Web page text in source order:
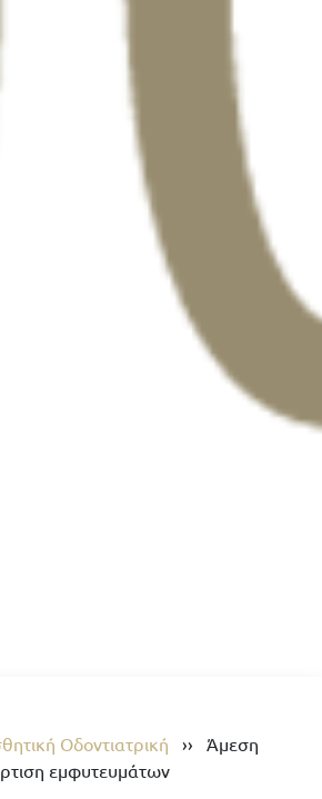
Οδοντιατρική ›› Άμεση
εμφυτευμάτων